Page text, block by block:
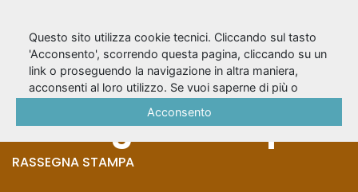
A.D. (1980) -
Rassegna stampa
RASSEGNA STAMPA
Questo sito utilizza cookie tecnici. Cliccando sul tasto
'Acconsento', scorrendo questa pagina, cliccando su un
link o proseguendo la navigazione in altra maniera,
acconsenti al loro utilizzo. Se vuoi saperne di più o
Acconsento